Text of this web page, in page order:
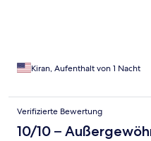
Kiran, Aufenthalt von 1 Nacht
Verifizierte Bewertung
10/10 –